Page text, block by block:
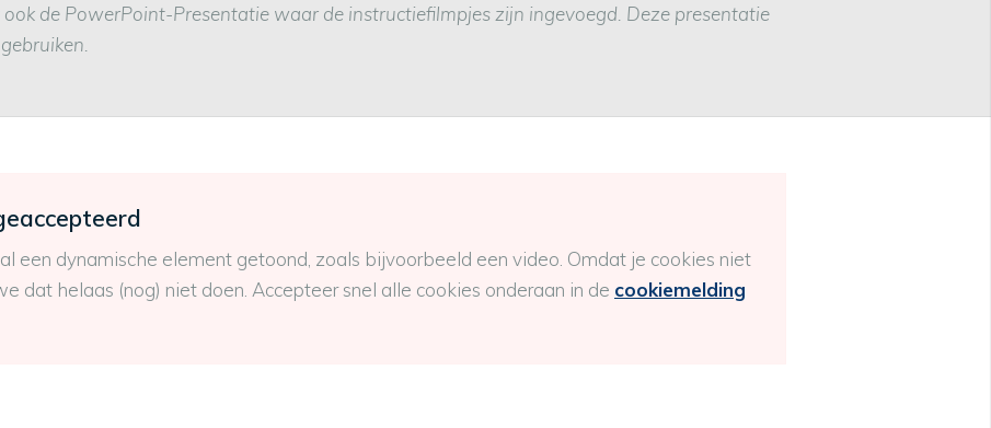
de PowerPoint-Presentatie waar de instructiefilmpjes zijn ingevoegd. Deze presentatie
een dynamische element getoond, zoals bijvoorbeeld een video. Omdat je cookies niet
dat helaas (nog) niet doen. Accepteer snel alle cookies onderaan in de cookiemelding